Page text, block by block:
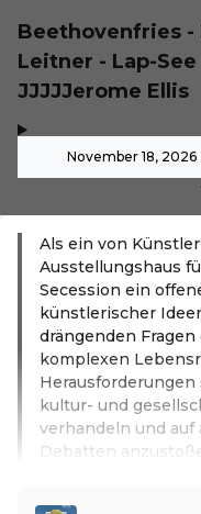
Beethovenfries -
Leitner - Lap-See
JJJJJerome Ellis
November 18, 2026
Als ein von
Ausstellungshaus
Secession ein
künstlerischer
drängenden
komplexen
Herausforderungen
kultur- und
verhandeln und
Debatten